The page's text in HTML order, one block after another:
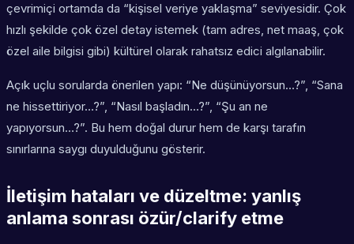
çevrimiçi ortamda da “kişisel veriye yaklaşma” seviyesidir. Çok
hızlı şekilde çok özel detay istemek (tam adres, net maaş, çok
özel aile bilgisi gibi) kültürel olarak rahatsız edici algılanabilir.
Açık uçlu sorularda önerilen yapı: “Ne düşünüyorsun…?”, “Sana
ne hissettiriyor…?”, “Nasıl başladın…?”, “Şu an ne
yapıyorsun…?”. Bu hem doğal durur hem de karşı tarafın
sınırlarına saygı duyulduğunu gösterir.
İletişim hataları ve düzeltme: yanlış
anlama sonrası özür/clarify etme